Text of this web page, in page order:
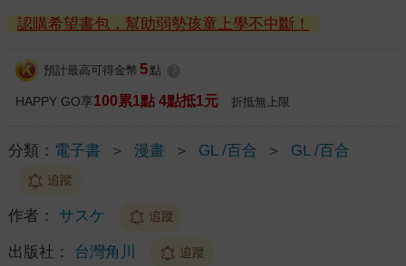
認購希望書包，幫助弱勢孩童上學不中斷！
預計最高可得金幣 5 點
HAPPY GO享100累1點 4點抵1元 折抵無上限
分類： 電子書 ＞ 漫畫 ＞ GL /百合 ＞ GL /百合
追蹤
作者： サスケ 追蹤
出版社： 台灣角川 追蹤